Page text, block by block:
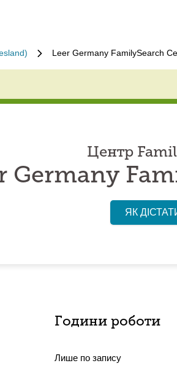
Leer Germany FamilySearch
Центр
Germany
ЯК
Години роботи
Лише по запису